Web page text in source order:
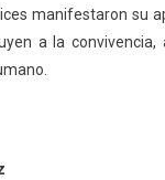
manifestaron su
a la